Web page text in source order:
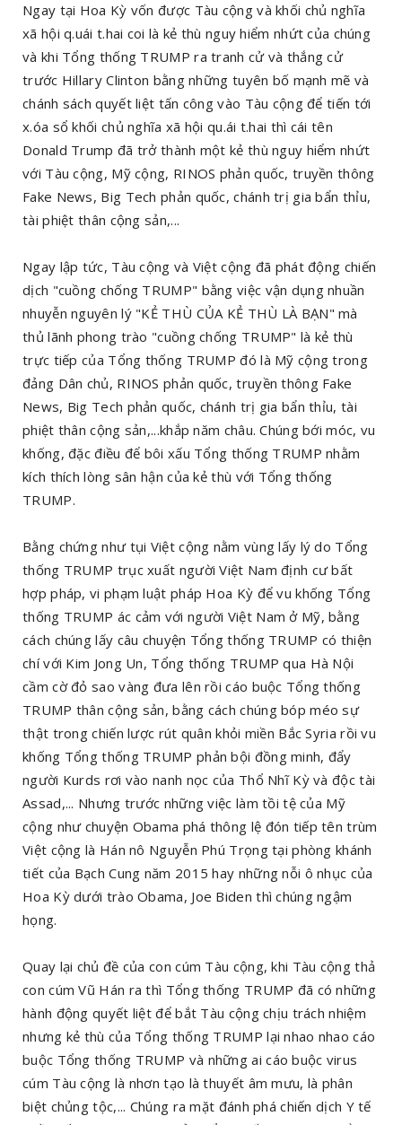
Ngay tại Hoa Kỳ vốn được Tàu cộng và khối chủ nghĩa
xã hội q.uái t.hai coi là kẻ thù nguy hiểm nhứt của chúng
và khi Tổng thống TRUMP ra tranh cử và thắng cử
trước Hillary Clinton bằng những tuyên bố mạnh mẽ và
chánh sách quyết liệt tấn công vào Tàu cộng để tiến tới
x.óa sổ khối chủ nghĩa xã hội qu.ái t.hai thì cái tên
Donald Trump đã trở thành một kẻ thù nguy hiểm nhứt
với Tàu cộng, Mỹ cộng, RINOS phản quốc, truyền thông
Fake News, Big Tech phản quốc, chánh trị gia bẩn thỉu,
tài phiệt thân cộng sản,...
Ngay lập tức, Tàu cộng và Việt cộng đã phát động chiến
dịch "cuồng chống TRUMP" bằng việc vận dụng nhuần
nhuyễn nguyên lý "KẺ THÙ CỦA KẺ THÙ LÀ BẠN" mà
thủ lãnh phong trào "cuồng chống TRUMP" là kẻ thù
trực tiếp của Tổng thống TRUMP đó là Mỹ cộng trong
đảng Dân chủ, RINOS phản quốc, truyền thông Fake
News, Big Tech phản quốc, chánh trị gia bẩn thỉu, tài
phiệt thân cộng sản,...khắp năm châu. Chúng bới móc, vu
khống, đặc điều để bôi xấu Tổng thống TRUMP nhằm
kích thích lòng sân hận của kẻ thù với Tổng thống
TRUMP.
Bằng chứng như tụi Việt cộng nằm vùng lấy lý do Tổng
thống TRUMP trục xuất người Việt Nam định cư bất
hợp pháp, vi phạm luật pháp Hoa Kỳ để vu khống Tổng
thống TRUMP ác cảm với người Việt Nam ở Mỹ, bằng
cách chúng lấy câu chuyện Tổng thống TRUMP có thiện
chí với Kim Jong Un, Tổng thống TRUMP qua Hà Nội
cầm cờ đỏ sao vàng đưa lên rồi cáo buộc Tổng thống
TRUMP thân cộng sản, bằng cách chúng bóp méo sự
thật trong chiến lược rút quân khỏi miền Bắc Syria rồi vu
khống Tổng thống TRUMP phản bội đồng minh, đẩy
người Kurds rơi vào nanh nọc của Thổ Nhĩ Kỳ và độc tài
Assad,... Nhưng trước những việc làm tồi tệ của Mỹ
cộng như chuyện Obama phá thông lệ đón tiếp tên trùm
Việt cộng là Hán nô Nguyễn Phú Trọng tại phòng khánh
tiết của Bạch Cung năm 2015 hay những nỗi ô nhục của
Hoa Kỳ dưới trào Obama, Joe Biden thì chúng ngậm
họng.
Quay lại chủ đề của con cúm Tàu cộng, khi Tàu cộng thả
con cúm Vũ Hán ra thì Tổng thống TRUMP đã có những
hành động quyết liệt để bắt Tàu cộng chịu trách nhiệm
nhưng kẻ thù của Tổng thống TRUMP lại nhao nhao cáo
buộc Tổng thống TRUMP và những ai cáo buộc virus
cúm Tàu cộng là nhơn tạo là thuyết âm mưu, là phân
biệt chủng tộc,... Chúng ra mặt đánh phá chiến dịch Y tế